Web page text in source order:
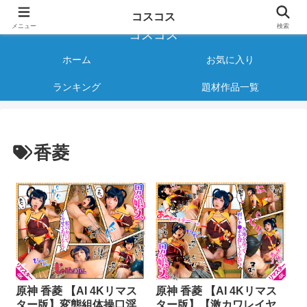
様々なジャンルのコスプレAVをご紹介する情報サイト
コスコス
ホーム お気に入り
ランキング 題材作品一覧
香菱
原神 香菱 【AI 4Kリマス
原神 香菱 【AI 4Kリマス
メニュー
コスコス
検索